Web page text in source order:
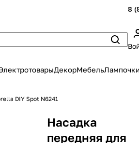
8
ДекорМебельЛампочки
DIY Spot N6241
Насадка
передняя для